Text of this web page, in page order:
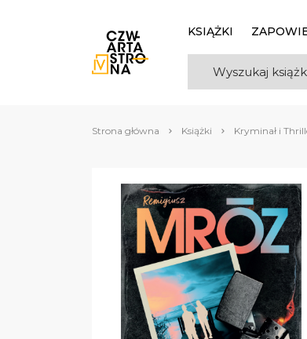
KSIĄŻKI
Strona główna Książki Kryminał i